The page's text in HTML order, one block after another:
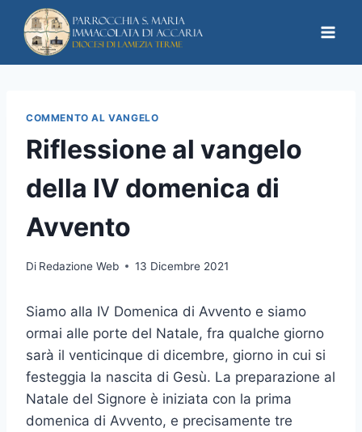
COMMENTO AL VANGELO
Riflessione al vangelo
della IV domenica di
Avvento
Di Redazione Web 13 Dicembre 2021
Siamo alla IV Domenica di Avvento e siamo
ormai alle porte del Natale, fra qualche giorno
sarà il venticinque di dicembre, giorno in cui si
festeggia la nascita di Gesù. La preparazione al
Natale del Signore è iniziata con la prima
domenica di Avvento, e precisamente tre